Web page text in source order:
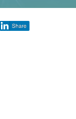
facebook